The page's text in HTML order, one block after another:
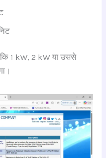
1 kW, 2 kW या उससे